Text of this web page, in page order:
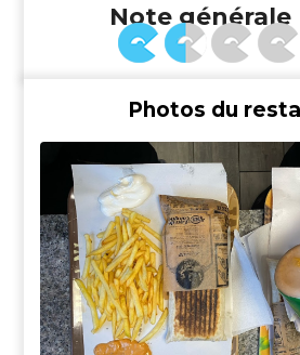
Note générale
Photos du